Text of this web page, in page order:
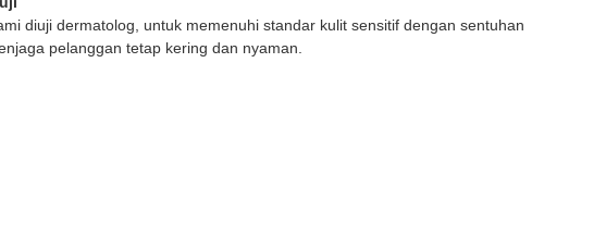
diuji dermatolog, untuk memenuhi standar kulit sensitif dengan sentuhan
pelanggan tetap kering dan nyaman.